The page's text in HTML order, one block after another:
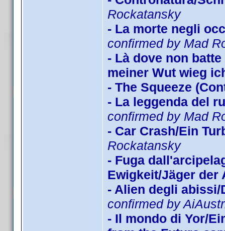
Rockatansky
- La morte negli
confirmed by Mad
- Là dove non
meiner Wut wieg
- The Squeeze
- La leggenda del
confirmed by Mad
- Car Crash/Ein
Rockatansky
- Fuga
Ewigkeit/Jäger der
- Alien degli abissi/
confirmed by
- Il mondo di Yor/